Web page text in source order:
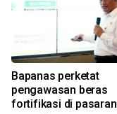
Bapanas perketat
pengawasan beras
fortifikasi di pasaran